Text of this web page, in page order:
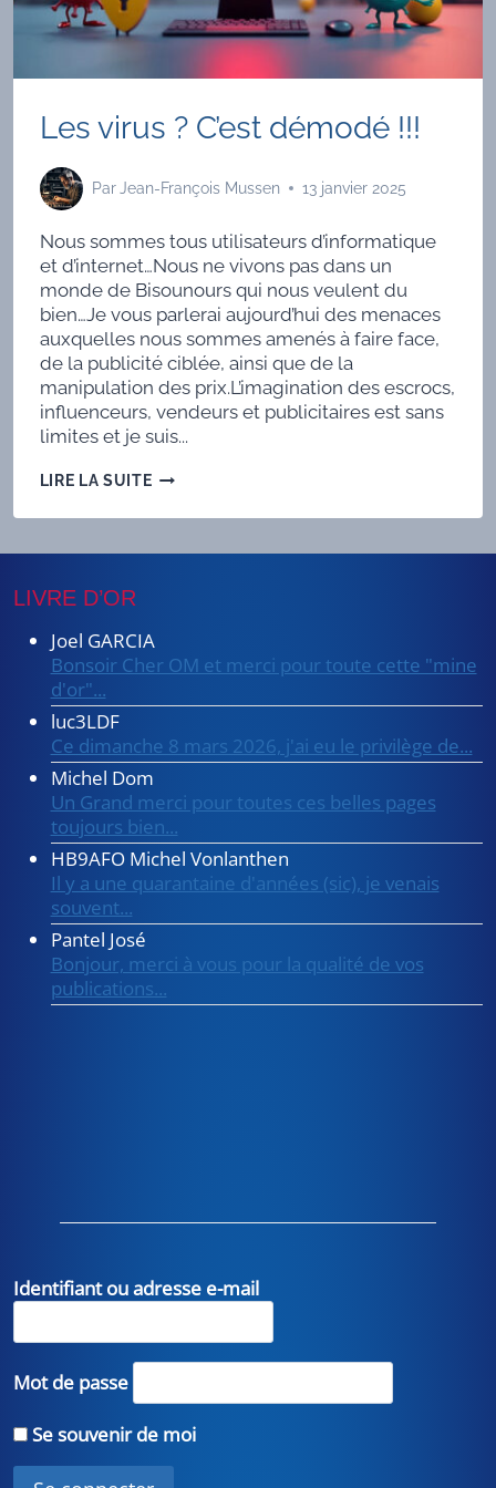
Les virus ? C’est démodé !!!
Par Jean-François Mussen 13 janvier 2025
Nous sommes tous utilisateurs d’informatique
et d’internet…Nous ne vivons pas dans un
monde de Bisounours qui nous veulent du
bien…Je vous parlerai aujourd’hui des menaces
auxquelles nous sommes amenés à faire face,
de la publicité ciblée, ainsi que de la
manipulation des prix.L’imagination des escrocs,
influenceurs, vendeurs et publicitaires est sans
limites et je suis...
LIRE LA SUITELES
C’EST
LIVRE D’OR
Joel GARCIA
Bonsoir Cher OM et merci pour toute cette "mine
d'or"...
luc3LDF
Ce dimanche 8 mars 2026, j'ai eu le privilège de...
Michel Dom
Un Grand merci pour toutes ces belles pages
toujours bien...
HB9AFO Michel Vonlanthen
Il y a une quarantaine d'années (sic), je venais
souvent...
Pantel José
Bonjour, merci à vous pour la qualité de vos
publications...
Identifiant ou adresse e-mail
Mot de passe
Se souvenir de moi